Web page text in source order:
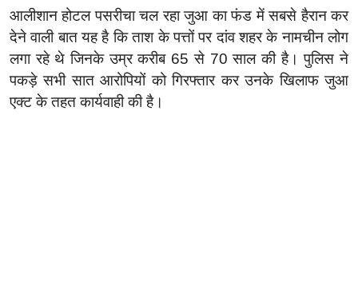
आलीशान होटल पसरीचा चल रहा जुआ का फंड में सबसे हैरान कर
देने वाली बात यह है कि ताश के पत्तों पर दांव शहर के नामचीन लोग
लगा रहे थे जिनके उम्र करीब 65 से 70 साल की है। पुलिस ने
पकड़े सभी सात आरोपियों को गिरफ्तार कर उनके खिलाफ जुआ
एक्ट के तहत कार्यवाही की है।